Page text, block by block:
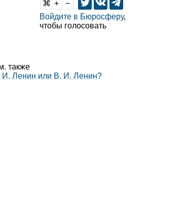
Войдите в Бюросферу,
чтобы голосовать
также
И. Ленин или В. И. Ленин?